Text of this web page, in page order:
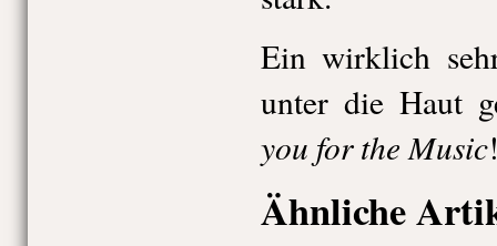
Ein wirklich
unter die Haut
you for the Music
Ähnliche